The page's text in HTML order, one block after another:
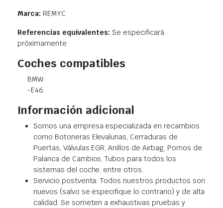
Marca: REMYC
Referencias equivalentes:Se especificará
próximamente
Coches compatibles
BMW:
-E46
Información adicional
Somos una empresa especializada en recambios
como Botoneras Elevalunas, Cerraduras de
Puertas, Válvulas EGR, Anillos de Airbag, Pomos de
Palanca de Cambios, Tubos para todos los
sistemas del coche, entre otros.
Servicio postventa: Todos nuestros productos son
nuevos (salvo se especifique lo contrario) y de alta
calidad. Se someten a exhaustivas pruebas y